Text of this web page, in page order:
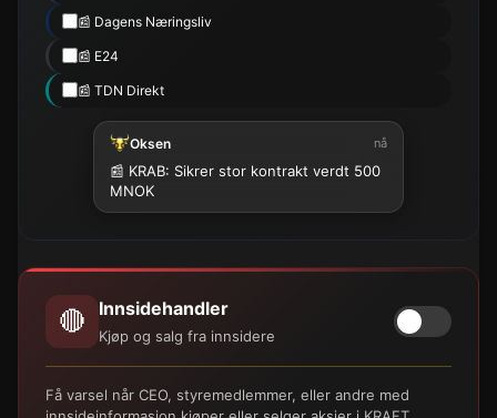
📰 Dagens Næringsliv
📰 E24
📰 TDN Direkt
Oksen nå
📰 KRAB: Sikrer stor kontrakt verdt 500
MNOK
🔴 Innsidehandler
Kjøp og salg fra innsidere
Få varsel når CEO, styremedlemmer, eller andre med